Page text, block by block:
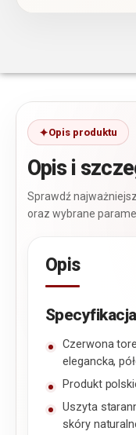
Opis produktu
Opis i
Sprawdź
oraz wybrane
Opis
Specyfikacja
Czerwona
elegancka,
Produkt
Uszyta
skóry